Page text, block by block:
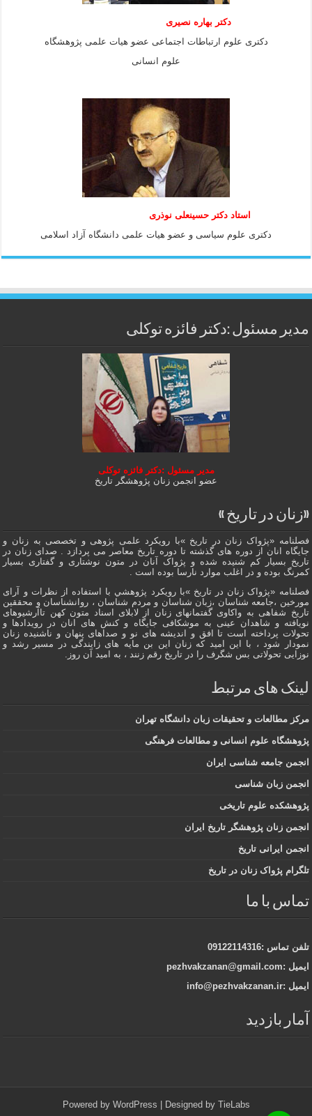
دکتر بهاره نصیری
دکتری علوم ارتباطات اجتماعی عضو هیات علمی پژوهشگاه
علوم انسانی
استاد دكتر حسينعلی نوذری
دكتری علوم سياسی و عضو هيات علمی دانشگاه آزاد اسلامی
مدیر مسئول :دکتر فائزه توکلی
مدیر مسئول :دکتر فائزه توکلی
عضو انجمن زنان پژوهشگر تاریخ
«زنان در تاریخ »
فصلنامه «پژواک زنان در تاریخ »با رویکرد علمی پژوهى و تخصصی به زنان و
جایگاه انان از دوره هاى گذشته تا دوره تاریخ معاصر می پردازد . صدای زنان در
تاریخ بسیار کم شنیده شده و پژواک آنان در متون نوشتاری و گفتاری بسیار
کمرنگ بوده و در اغلب موارد نارسا بوده است .
فصلنامه «پژواک زنان در تاریخ »با رویکرد پژوهشي با استفاده از نظرات و آرای
مورخین ،جامعه شناسان ،زبان شناسان و مردم شناسان ، روانشناسان و محققین
تاریخ شفاهی به واکاوی گفتمانهاى زنان از لابلای اسناد متون کهن تاآرشیوهای
نویافته و شاهدان عينى به موشکافی جايگاه و كنش هاى انان در رویدادها و
تحولات پرداخته است تا افق و اندیشه های نو و صداهای پنهان و ناشنیده زنان
نمودار شود ، با این امید که زنان این بن مایه های زایندگی در مسير رشد و
نوزایی تحولاتی بس شگرف را در تاریخ رقم زنند ، به اميد آن روز.
لینک های مرتبط
مرکز مطالعات و تحقیقات زبان دانشگاه تهران
پژوهشگاه علوم انسانی و مطالعات فرهنگی
انجمن جامعه شناسی ایران
انجمن زبان شناسی
پژوهشکده علوم تاریخی
انجمن زنان پژوهشگر تاریخ ایران
انجمن ایرانی تاریخ
تلگرام پژواک زنان در تاریخ
تماس با ما
تلفن تماس :09122114316
ایمیل :pezhvakzanan@gmail.com
ایمیل :info@pezhvakzanan.ir
آمار بازدید
Powered by WordPress | Designed by TieLabs